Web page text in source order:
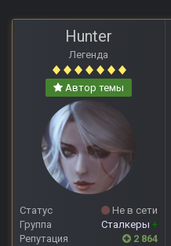
Hunter
Легенда
Автор темы
Статус
Не в сети
Группа
Сталкеры +
Репутация
2 864